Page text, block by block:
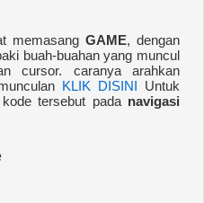
memasang GAME, dengan
buah-buahan yang muncul
cursor. caranya arahkan
KLIK DISINI Untuk
tersebut pada navigasi